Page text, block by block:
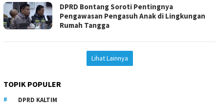
DPRD Bontang Soroti Pentingnya
Pengawasan Pengasuh Anak di Lingkungan
Rumah Tangga
Lihat Lainnya
TOPIK POPULER
DPRD KALTIM